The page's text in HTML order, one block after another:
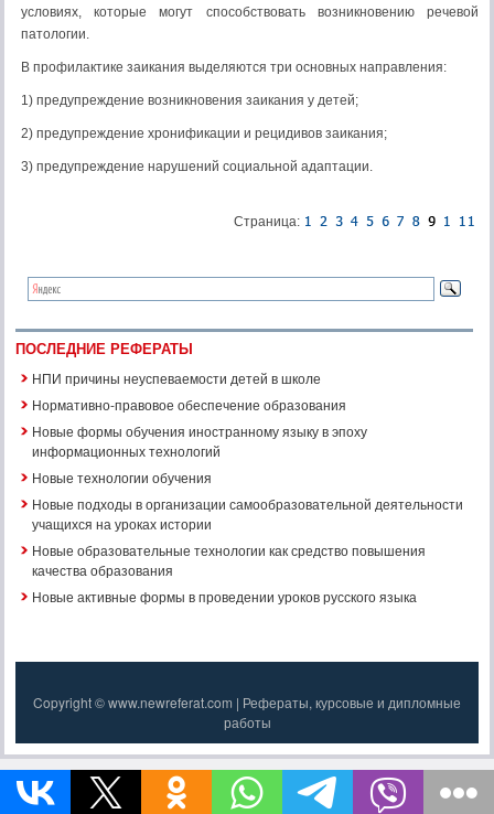
условиях, которые могут способствовать возникновению речевой
патологии.
В профилактике заикания выделяются три основных направления:
1) предупреждение возникновения заикания у детей;
2) предупреждение хронификации и рецидивов заикания;
3) предупреждение нарушений социальной адаптации.
Страница:
ПОСЛЕДНИЕ РЕФЕРАТЫ
НПИ причины неуспеваемости детей в школе
Нормативно-правовое обеспечение образования
Новые формы обучения иностранному языку в эпоху
информационных технологий
Новые технологии обучения
Новые подходы в организации самообразовательной деятельности
учащихся на уроках истории
Новые образовательные технологии как средство повышения
качества образования
Новые активные формы в проведении уроков русского языка
Copyright © www.newreferat.com | Рефераты, курсовые и дипломные
работы